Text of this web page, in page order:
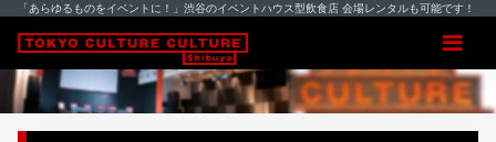
「あらゆるものをイベントに！」渋谷のイベントハウス型飲食店 会場レンタルも可能です！